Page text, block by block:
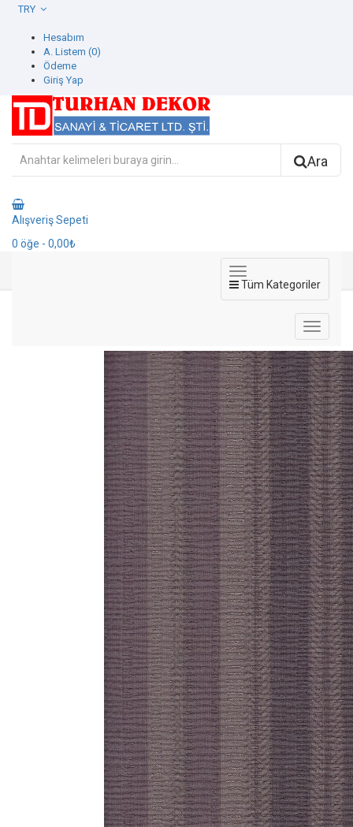
Hesabım
A. Listem (0)
Ödeme
Giriş Yap
Ara
Alışveriş Sepeti
0 öğe - 0,00₺
Tüm Kategoriler